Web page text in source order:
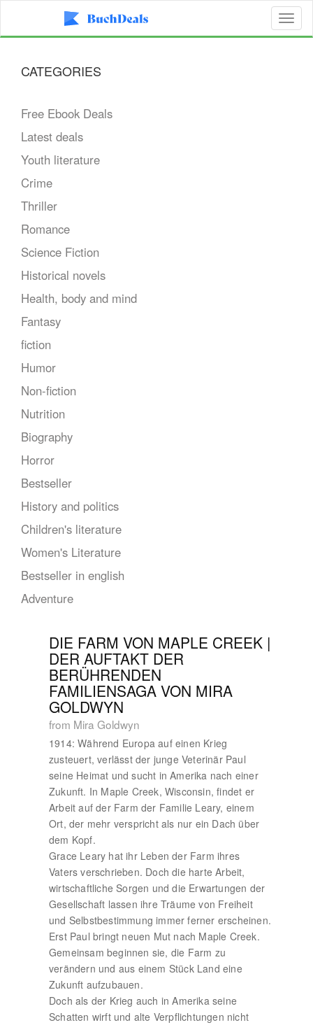
CATEGORIES
Free Ebook Deals
Latest deals
Youth literature
Crime
Thriller
Romance
Science Fiction
Historical novels
Health, body and mind
Fantasy
fiction
Humor
Non-fiction
Nutrition
Biography
Horror
Bestseller
History and politics
Children's literature
Women's Literature
Bestseller in english
Adventure
DIE FARM VON MAPLE CREEK |
DER AUFTAKT DER
BERÜHRENDEN
FAMILIENSAGA VON MIRA
GOLDWYN
from Mira Goldwyn
1914: Während Europa auf einen Krieg
zusteuert, verlässt der junge Veterinär Paul
seine Heimat und sucht in Amerika nach einer
Zukunft. In Maple Creek, Wisconsin, findet er
Arbeit auf der Farm der Familie Leary, einem
Ort, der mehr verspricht als nur ein Dach über
dem Kopf.
Grace Leary hat ihr Leben der Farm ihres
Vaters verschrieben. Doch die harte Arbeit,
wirtschaftliche Sorgen und die Erwartungen der
Gesellschaft lassen ihre Träume von Freiheit
und Selbstbestimmung immer ferner erscheinen.
Erst Paul bringt neuen Mut nach Maple Creek.
Gemeinsam beginnen sie, die Farm zu
verändern und aus einem Stück Land eine
Zukunft aufzubauen.
Doch als der Krieg auch in Amerika seine
Schatten wirft und alte Verpflichtungen nicht